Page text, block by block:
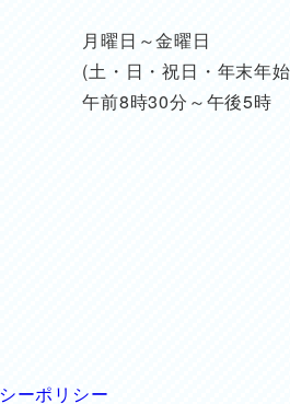
月曜日～金曜日
(土・日・祝日・年末年
午前8時30分～午後5時
ーポリシー